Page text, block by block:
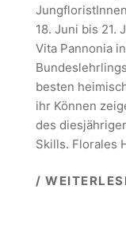
18. Juni bis 21.
Vita Pannonia
besten
ihr Können
des
Skills. Florales
/